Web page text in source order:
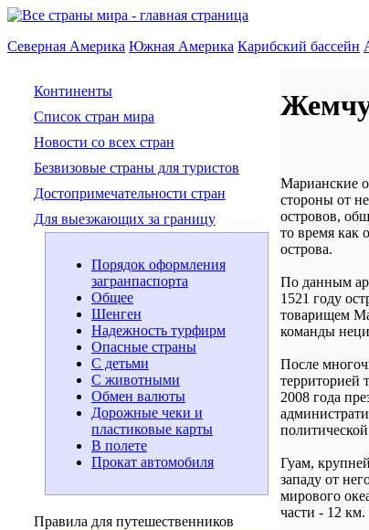
Северная Америка Южная Америка Карибский бассейн
Континенты
Список стран мира
Новости со всех стран
Безвизовые страны для туристов
Достопримечательности стран
Для выезжающих за границу
Порядок оформления
загранпаспорта
Общее
Шенген
Надежность турфирм
Опасные страны
С детьми
С животными
Обмен валюты
Дорожные чеки и
пластиковые карты
В полете
Прокат автомобиля
Правила для путешественников
Марианские
стороны от
островов,
то время как
острова.
По данным
1521 году
товарищем
команды
После
2008 года
Гуам,
западу от
мирового
части - 12 км.